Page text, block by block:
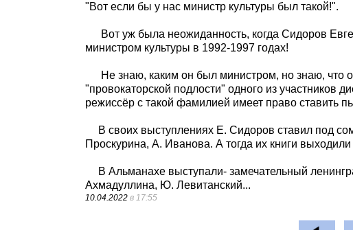
"Вот если бы у нас министр культуры был такой!".
Вот уж была неожиданность, когда Сидоров
министром культуры в 1992-1997 годах!
Не знаю, каким он был министром, но знаю,
"провокаторской подлости" одного из участников
режиссёр с такой фамилией имеет право ставить
В своих выступлениях Е. Сидоров ставил под
Проскурина, А. Иванова. А тогда их книги
В Альманахе выступали- замечательный
Ахмадуллина, Ю. Левитанский...
10.04.2022 в 17:55